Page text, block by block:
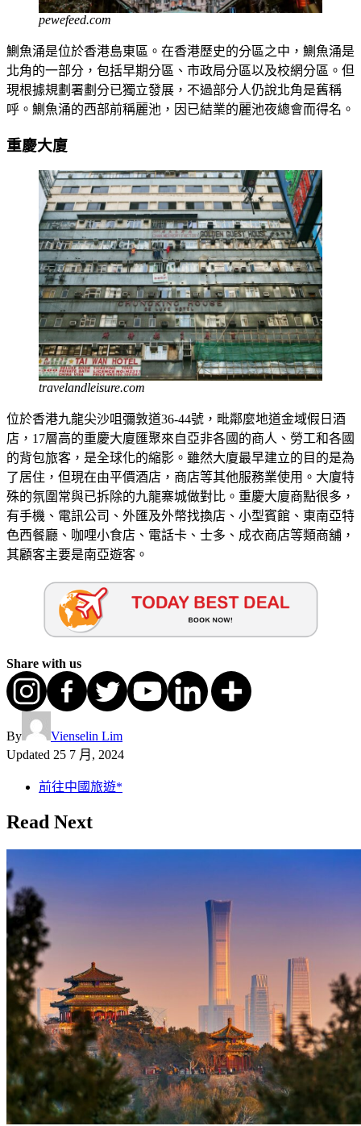
pewefeed.com
鰂魚涌是位於香港島東區。在香港歷史的分區之中，鰂魚涌是
北角的一部分，包括早期分區、市政局分區以及校網分區。但
現根據規劃署劃分已獨立發展，不過部分人仍說北角是舊稱
呼。鰂魚涌的西部前稱麗池，因已結業的麗池夜總會而得名。
重慶大廈
travelandleisure.com
位於香港九龍尖沙咀彌敦道36-44號，毗鄰麼地道金域假日酒
店，17層高的重慶大廈匯聚來自亞非各國的商人、勞工和各國
的背包旅客，是全球化的縮影。雖然大廈最早建立的目的是為
了居住，但現在由平價酒店，商店等其他服務業使用。大廈特
殊的氛圍常與已拆除的九龍寨城做對比。重慶大廈商點很多，
有手機、電訊公司、外匯及外幣找換店、小型賓館、東南亞特
色西餐廳、咖哩小食店、電話卡、士多、成衣商店等類商舖，
其顧客主要是南亞遊客。
Share with us
By
Vienselin Lim
Updated 25 7 月, 2024
前往中國旅遊*
Read Next